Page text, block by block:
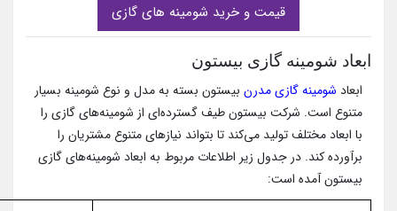
قیمت و خرید شومینه های گازی
ابعاد شومینه گازی بیستون
ابعاد شومینه گازی مدرن بیستون بسته به مدل و نوع شومینه بسیار
متنوع است. شرکت بیستون طیف گسترده‌ای از شومینه‌های گازی را
با ابعاد مختلف تولید می‌کند تا بتواند نیازهای متنوع مشتریان را
برآورده کند. در جدول زیر اطلاعات مربوط به ابعاد شومینه‌های گازی
بیستون آمده است: